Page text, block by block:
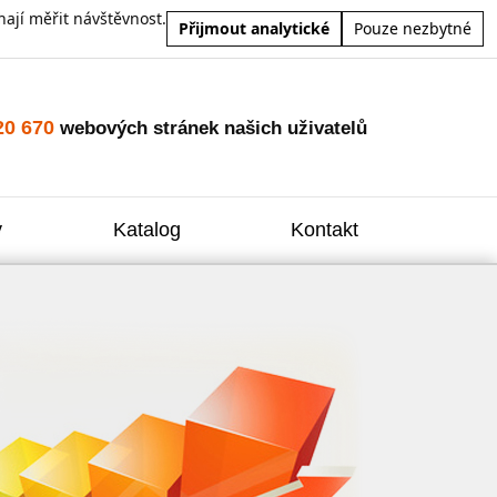
měřit návštěvnost.
Přijmout analytické Pouze nezbytné
670 webových stránek našich uživatelů
Katalog Kontakt